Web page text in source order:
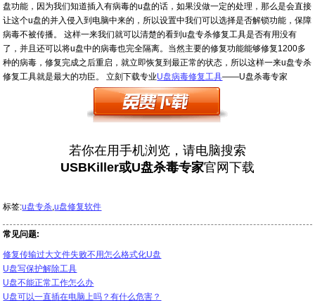
盘功能，因为我们知道插入有病毒的u盘的话，如果没做一定的处理，那么是会直接
让这个u盘的并入侵入到电脑中来的，所以设置中我们可以选择是否解锁功能，保障
病毒不被传播。 这样一来我们就可以清楚的看到u盘专杀修复工具是否有用没有
了，并且还可以将u盘中的病毒也完全隔离。当然主要的修复功能能够修复1200多
种的病毒，修复完成之后重启，就立即恢复到最正常的状态，所以这样一来u盘专杀
修复工具就是最大的功臣。 立刻下载专业U盘病毒修复工具——U盘杀毒专家
若你在用手机浏览，请电脑搜索
USBKiller或U盘杀毒专家官网下载
标签:u盘专杀 ,u盘修复软件
常见问题:
修复传输过大文件失败不用怎么格式化U盘
U盘写保护解除工具
U盘不能正常工作怎么办
U盘可以一直插在电脑上吗？有什么危害？